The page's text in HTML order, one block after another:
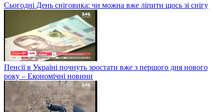
Сьогодні День сніговика: чи можна вже ліпити щось зі снігу
Пенсії в Україні почнуть зростати вже з першого дня нового
року – Економічні новини